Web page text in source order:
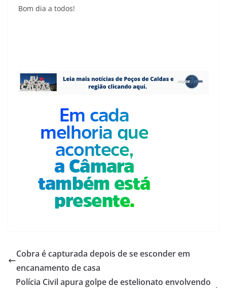
Bom dia a todos!
Cobra é capturada depois de se esconder em
encanamento de casa
Polícia Civil apura golpe de estelionato envolvendo